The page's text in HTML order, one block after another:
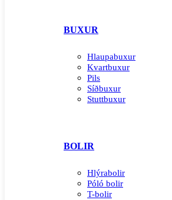
BUXUR
Hlaupabuxur
Kvartbuxur
Pils
Síðbuxur
Stuttbuxur
BOLIR
Hlýrabolir
Póló bolir
T-bolir